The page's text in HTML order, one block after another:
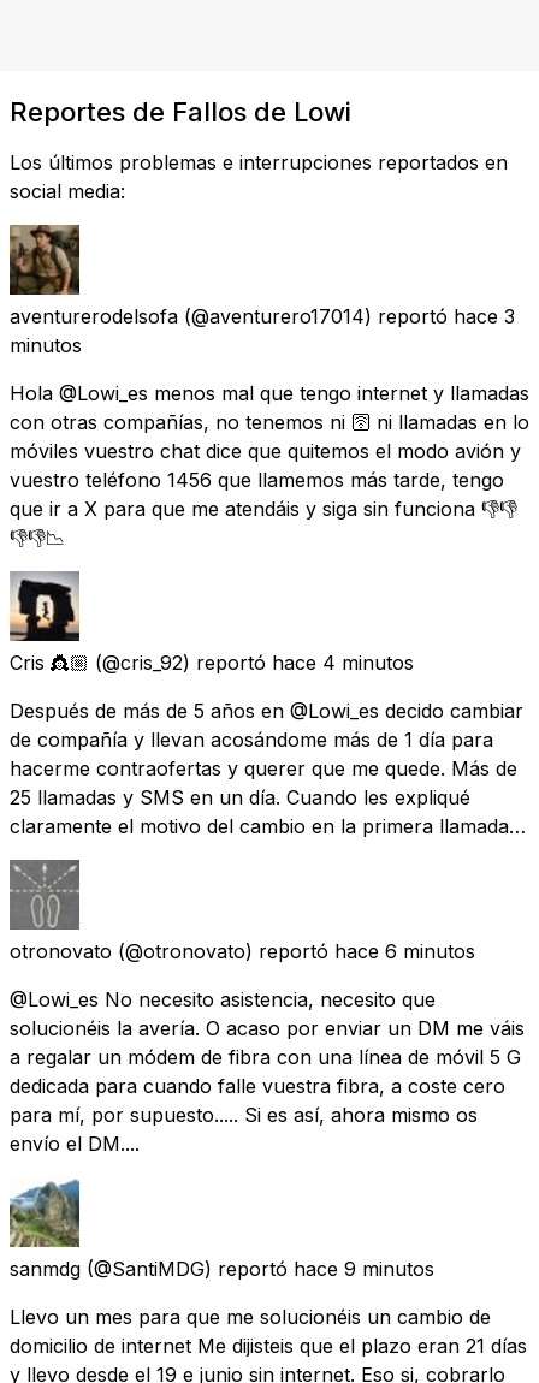
Reportes de Fallos de Lowi
Los últimos problemas e interrupciones reportados en
social media:
aventurerodelsofa (@aventurero17014) reportó hace 3
minutos
Hola @Lowi_es menos mal que tengo internet y llamadas
con otras compañías, no tenemos ni 🛜 ni llamadas en lo
móviles vuestro chat dice que quitemos el modo avión y
vuestro teléfono 1456 que llamemos más tarde, tengo
que ir a X para que me atendáis y siga sin funciona 👎👎
👎👎📉
Cris 👸🏼 (@cris_92) reportó hace 4 minutos
Después de más de 5 años en @Lowi_es decido cambiar
de compañía y llevan acosándome más de 1 día para
hacerme contraofertas y querer que me quede. Más de
25 llamadas y SMS en un día. Cuando les expliqué
claramente el motivo del cambio en la primera llamada…
otronovato (@otronovato) reportó hace 6 minutos
@Lowi_es No necesito asistencia, necesito que
solucionéis la avería. O acaso por enviar un DM me váis
a regalar un módem de fibra con una línea de móvil 5 G
dedicada para cuando falle vuestra fibra, a coste cero
para mí, por supuesto..... Si es así, ahora mismo os
envío el DM....
sanmdg (@SantiMDG) reportó hace 9 minutos
Llevo un mes para que me solucionéis un cambio de
domicilio de internet Me dijisteis que el plazo eran 21 días
y llevo desde el 19 e junio sin internet. Eso si, cobrarlo